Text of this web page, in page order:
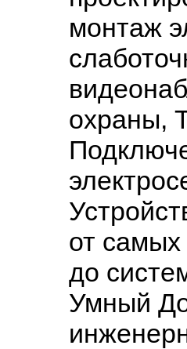
монтаж
охраны,
от самых
до
Умный